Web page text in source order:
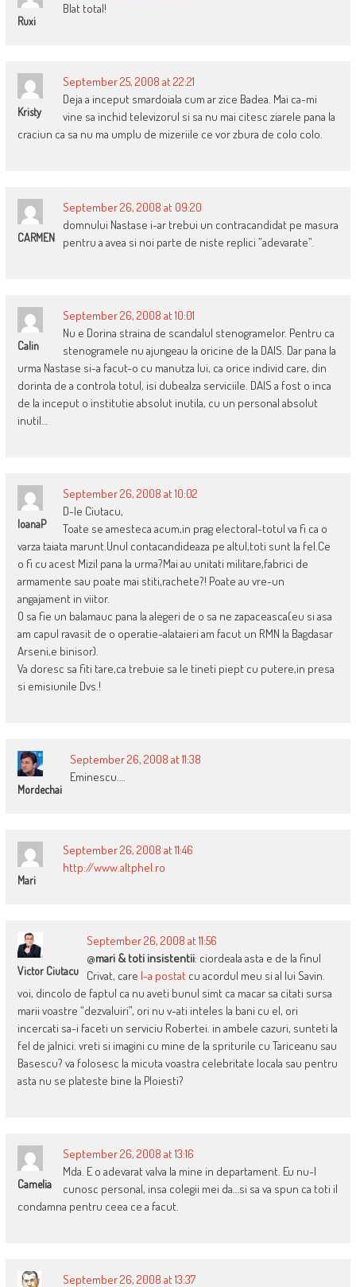
Ruxi
Blat total!
Kristy
September 25, 2008 at 22:21
Deja a inceput smardoiala cum ar zice Badea. Mai ca-mi
vine sa inchid televizorul si sa nu mai citesc ziarele pana la
craciun ca sa nu ma umplu de mizeriile ce vor zbura de colo colo.
CARMEN
September 26, 2008 at 09:20
domnului Nastase i-ar trebui un contracandidat pe masura
pentru a avea si noi parte de niste replici ”adevarate”.
Calin
September 26, 2008 at 10:01
Nu e Dorina straina de scandalul stenogramelor. Pentru ca
stenogramele nu ajungeau la oricine de la DAIS. Dar pana la
urma Nastase si-a facut-o cu manutza lui, ca orice individ care, din
dorinta de a controla totul, isi dubealza serviciile. DAIS a fost o inca
de la inceput o institutie absolut inutila, cu un personal absolut
inutil…
IoanaP
September 26, 2008 at 10:02
D-le Ciutacu,
Toate se amesteca acum,in prag electoral-totul va fi ca o
varza taiata marunt.Unul contacandideaza pe altul,toti sunt la fel.Ce
o fi cu acest Mizil pana la urma?Mai au unitati militare,fabrici de
armamente sau poate mai stiti,rachete?! Poate au vre-un
angajament in viitor.
O sa fie un balamauc pana la alegeri de o sa ne zapaceasca(eu si asa
am capul ravasit de o operatie-alataieri am facut un RMN la Bagdasar
Arseni,e binisor).
Va doresc sa fiti tare,ca trebuie sa le tineti piept cu putere,in presa
si emisiunile Dvs.!
Mordechai
September 26, 2008 at 11:38
Eminescu….
Mari
September 26, 2008 at 11:46
http://www.altphel.ro
Victor Ciutacu
September 26, 2008 at 11:56
@mari & toti insistentii: ciordeala asta e de la finul
Crivat, care l-a postatcu acordul meu si al lui Savin.
voi, dincolo de faptul ca nu aveti bunul simt ca macar sa citati sursa
marii voastre “dezvaluiri”, ori nu v-ati inteles la bani cu el, ori
incercati sa-i faceti un serviciu Robertei. in ambele cazuri, sunteti la
fel de jalnici. vreti si imagini cu mine de la spriturile cu Tariceanu sau
Basescu? va folosesc la micuta voastra celebritate locala sau pentru
asta nu se plateste bine la Ploiesti?
Camelia
September 26, 2008 at 13:16
Mda. E o adevarat valva la mine in departament. Eu nu-l
cunosc personal, insa colegii mei da…si sa va spun ca toti il
condamna pentru ceea ce a facut.
September 26, 2008 at 13:37